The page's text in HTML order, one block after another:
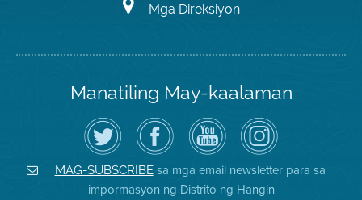
Mga Direksiyon
Manatiling May-kaalaman
I-
follow
ang
Air
District
sa
Twitter
Bisitahin
ang
Page
sa
Facebook
ng
Distrito
Channel
sa
YouTube
ng
Air
District
Air
District
on
Instagram
MAG-SUBSCRIBEsa mga email newsletter para sa
impormasyon ng Distrito ng Hangin